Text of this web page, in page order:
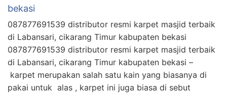
bekasi
087877691539 distributor resmi karpet masjid terbaik
di Labansari, cikarang Timur kabupaten bekasi
087877691539 distributor resmi karpet masjid terbaik
di Labansari, cikarang Timur kabupaten bekasi –
karpet merupakan salah satu kain yang biasanya di
pakai untuk alas , karpet ini juga biasa di sebut